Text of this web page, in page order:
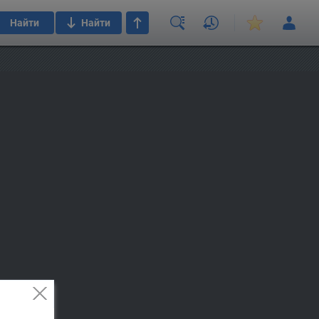
Найти Найти